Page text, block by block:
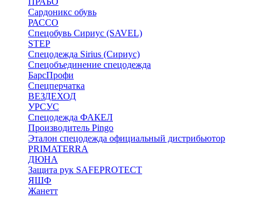
Сардоникс обувь
РАССО
Спецобувь Сириус (SAVEL)
STEP
Спецодежда Sirius (Сириус)
Спецобъединение спецодежда
БарсПрофи
Спецперчатка
ВЕЗДЕХОД
УРСУС
Спецодежда ФАКЕЛ
Производитель Pingo
Эталон спецодежда официальный дистрибьютор
PRIMATERRA
ДЮНА
Защита рук SAFEPROTECT
ЯШФ
Жанетт